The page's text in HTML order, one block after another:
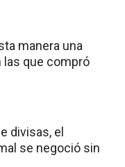
manera una
las que compró
divisas, el
se negoció sin